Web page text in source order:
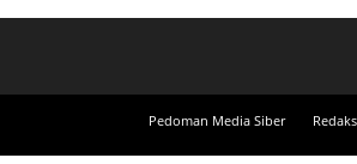
Pedoman Media Siber